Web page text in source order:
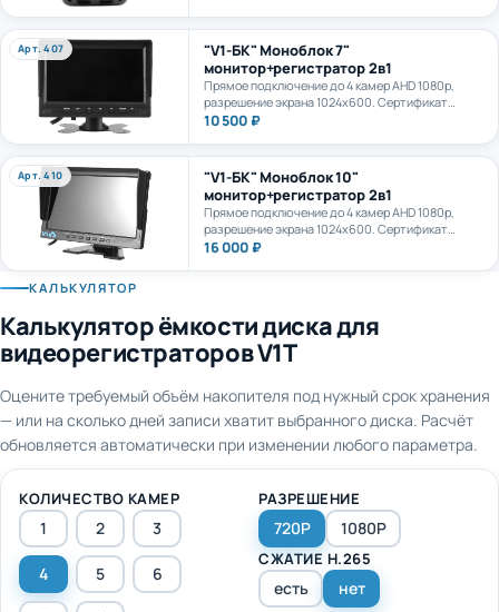
microSD до 1Тб.
Арт. 407
"V1-БК" Моноблок 7"
монитор+регистратор 2в1
Прямое подключение до 4 камер AHD 1080p,
разрешение экрана 1024х600. Сертификат
ПП969.
10 500 ₽
Арт. 410
"V1-БК" Моноблок 10"
монитор+регистратор 2в1
Прямое подключение до 4 камер AHD 1080p,
разрешение экрана 1024х600. Сертификат
ПП969.
16 000 ₽
КАЛЬКУЛЯТОР
Калькулятор ёмкости диска для
видеорегистраторов V1T
— или на сколько дней записи хватит выбранного диска. Расчёт
обновляется автоматически при изменении любого параметра.
1 2 3
4 5 6
7 8
720P 1080P
СЖАТИЕ H.265
есть нет